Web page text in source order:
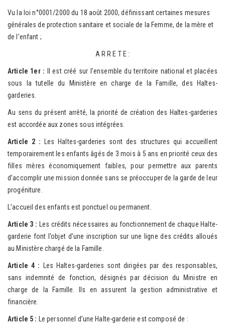
Vu la loi n°0001/2000 du 18 août 2000, définissant certaines mesures
générales de protection sanitaire et sociale de la Femme, de la mère et
de l’enfant ;
A R R E T E :
Article 1er : Il est créé sur l’ensemble du territoire national et placées
sous la tutelle du Ministère en charge de la Famille, des Haltes-
garderies.
Au sens du présent arrêté, la priorité de création des Haltes-garderies
est accordée aux zones sous intégrées.
Article 2 : Les Haltes-garderies sont des structures qui accueillent
temporairement les enfants âgés de 3 mois à 5 ans en priorité ceux des
filles mères économiquement faibles, pour permettre aux parents
d’accomplir une mission donnée sans se préoccuper de la garde de leur
progéniture.
L’accueil des enfants est ponctuel ou permanent.
Article 3 : Les crédits nécessaires au fonctionnement de chaque Halte-
garderie font l’objet d’une inscription sur une ligne des crédits alloués
au Ministère chargé de la Famille.
Article 4 : Les Haltes-garderies sont dirigées par des responsables,
sans indemnité de fonction, désignés par décision du Ministre en
charge de la Famille. Ils en assurent la gestion administrative et
financière.
Article 5 : Le personnel d’une Halte-garderie est composé de :